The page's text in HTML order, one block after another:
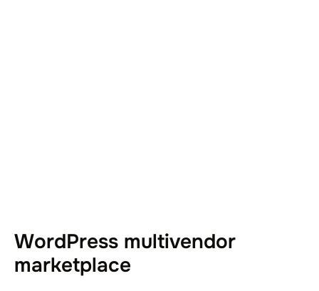
WordPress multivendor
marketplace